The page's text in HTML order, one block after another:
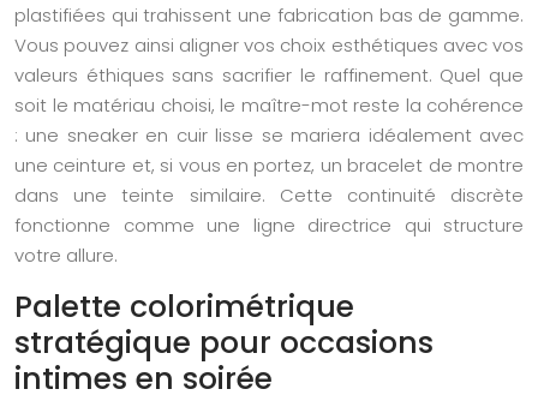
plastifiées qui trahissent une fabrication bas de gamme.
Vous pouvez ainsi aligner vos choix esthétiques avec vos
valeurs éthiques sans sacrifier le raffinement. Quel que
soit le matériau choisi, le maître-mot reste la cohérence
: une sneaker en cuir lisse se mariera idéalement avec
une ceinture et, si vous en portez, un bracelet de montre
dans une teinte similaire. Cette continuité discrète
fonctionne comme une ligne directrice qui structure
votre allure.
Palette colorimétrique
stratégique pour occasions
intimes en soirée